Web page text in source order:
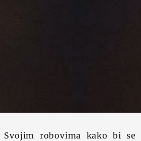
robovima kako bi se